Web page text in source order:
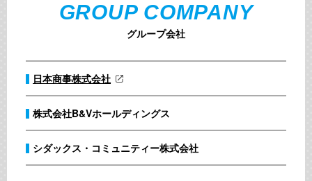
GROUP COMPANY
グループ会社
日本商事株式会社
株式会社B&Vホールディングス
シダックス・コミュニティー株式会社